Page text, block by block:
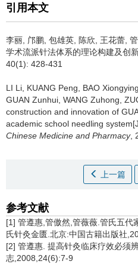
引用本文
李丽, 邝鹏, 包雄英, 陈欣, 王花蕾,
学术流派针法体系的理论构建及创
40(1): 428-431
LI Li, KUANG Peng, BAO
GUAN Zunhui, WANG Zuhong,
construction and innovation of
academic school needling
Chinese Medicine and Pharmacy,
上一篇
参考文献
[1] 管遵惠,管傲然,管薇薇.管氏五代
氏针灸金匮.北京:中国古籍出版社
[2] 管遵惠. 提高针灸临床疗效必须
志,2008,24(6):7-9